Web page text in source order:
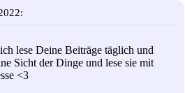
lese Deine Beiträge täglich und
Sicht der Dinge und lese sie mit
<3